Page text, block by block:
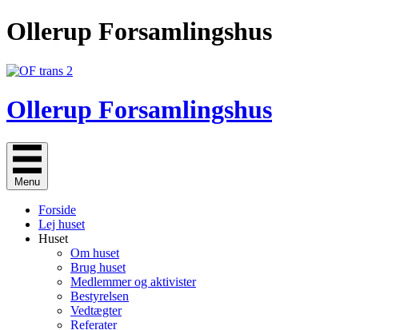
Gå
til
Ollerup Forsamlingshus
Ollerup Forsamlingshus
Menu
Forside
Lej huset
Huset
Om huset
Brug huset
Medlemmer og aktivister
Bestyrelsen
Vedtægter
Referater